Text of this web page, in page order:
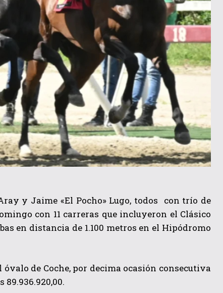
y Jaime «El Pocho» Lugo, todos con trío de
con 11 carreras que incluyeron el Clásico
en distancia de 1.100 metros en el Hipódromo
de Coche, por decima ocasión consecutiva